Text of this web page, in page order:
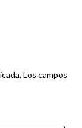
Los campos